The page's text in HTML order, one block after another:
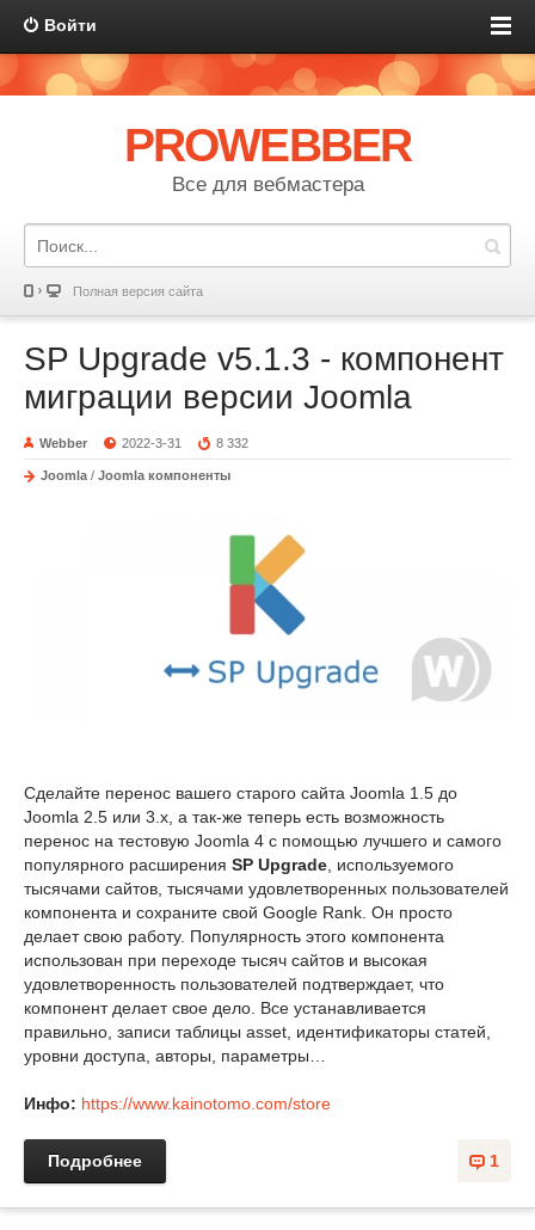
Войти
PROWEBBER
Все для вебмастера
Полная версия сайта
SP Upgrade v5.1.3 - компонент
миграции версии Joomla
Webber 2022-3-31 8 332
Joomla / Joomla компоненты
Сделайте перенос вашего старого сайта Joomla 1.5 до
Joomla 2.5 или 3.x, а так-же теперь есть возможность
перенос на тестовую Joomla 4 с помощью лучшего и самого
популярного расширения SP Upgrade , используемого
тысячами сайтов, тысячами удовлетворенных пользователей
компонента и сохраните свой Google Rank. Он просто
делает свою работу. Популярность этого компонента
использован при переходе тысяч сайтов и высокая
удовлетворенность пользователей подтверждает, что
компонент делает свое дело. Все устанавливается
правильно, записи таблицы asset, идентификаторы статей,
уровни доступа, авторы, параметры…
Инфо: https://www.kainotomo.com/store
1
Подробнее